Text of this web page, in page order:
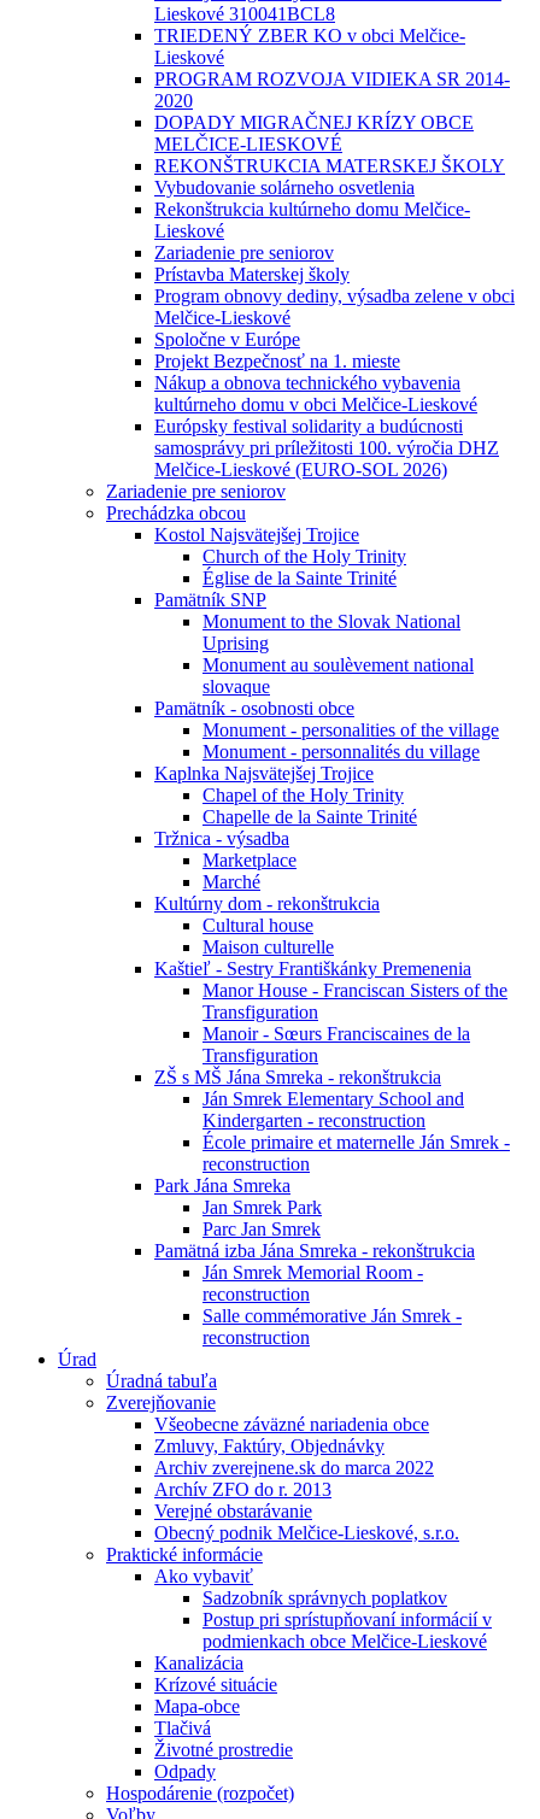
Lieskové 310041BCL8
TRIEDENÝ ZBER KO v obci Melčice-
Lieskové
PROGRAM ROZVOJA VIDIEKA SR 2014-
2020
DOPADY MIGRAČNEJ KRÍZY OBCE
MELČICE-LIESKOVÉ
REKONŠTRUKCIA MATERSKEJ ŠKOLY
Vybudovanie solárneho osvetlenia
Rekonštrukcia kultúrneho domu Melčice-
Lieskové
Zariadenie pre seniorov
Prístavba Materskej školy
Program obnovy dediny, výsadba zelene v obci
Melčice-Lieskové
Spoločne v Európe
Projekt Bezpečnosť na 1. mieste
Nákup a obnova technického vybavenia
kultúrneho domu v obci Melčice-Lieskové
Európsky festival solidarity a budúcnosti
samosprávy pri príležitosti 100. výročia DHZ
Melčice-Lieskové (EURO-SOL 2026)
Zariadenie pre seniorov
Prechádzka obcou
Kostol Najsvätejšej Trojice
Church of the Holy Trinity
Église de la Sainte Trinité
Pamätník SNP
Monument to the Slovak National
Uprising
Monument au soulèvement national
slovaque
Pamätník - osobnosti obce
Monument - personalities of the village
Monument - personnalités du village
Kaplnka Najsvätejšej Trojice
Chapel of the Holy Trinity
Chapelle de la Sainte Trinité
Tržnica - výsadba
Marketplace
Marché
Kultúrny dom - rekonštrukcia
Cultural house
Maison culturelle
Kaštieľ - Sestry Františkánky Premenenia
Manor House - Franciscan Sisters of the
Transfiguration
Manoir - Sœurs Franciscaines de la
Transfiguration
ZŠ s MŠ Jána Smreka - rekonštrukcia
Ján Smrek Elementary School and
Kindergarten - reconstruction
École primaire et maternelle Ján Smrek -
reconstruction
Park Jána Smreka
Jan Smrek Park
Parc Jan Smrek
Pamätná izba Jána Smreka - rekonštrukcia
Ján Smrek Memorial Room -
reconstruction
Salle commémorative Ján Smrek -
reconstruction
Úrad
Úradná tabuľa
Zverejňovanie
Všeobecne záväzné nariadenia obce
Zmluvy, Faktúry, Objednávky
Archiv zverejnene.sk do marca 2022
Archív ZFO do r. 2013
Verejné obstarávanie
Obecný podnik Melčice-Lieskové, s.r.o.
Praktické informácie
Ako vybaviť
Sadzobník správnych poplatkov
Postup pri sprístupňovaní informácií v
podmienkach obce Melčice-Lieskové
Kanalizácia
Krízové situácie
Mapa-obce
Tlačivá
Životné prostredie
Odpady
Hospodárenie (rozpočet)
Voľby